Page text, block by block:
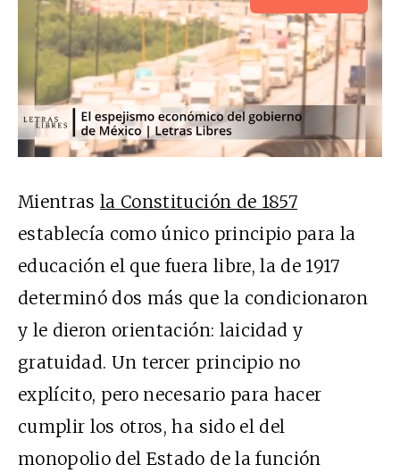
Mientrasla Constitución de 1857
establecía como único principio para la
educación el que fuera libre, la de 1917
determinó dos más que la condicionaron
y le dieron orientación: laicidad y
gratuidad. Un tercer principio no
explícito, pero necesario para hacer
cumplir los otros, ha sido el del
monopolio del Estado de la función